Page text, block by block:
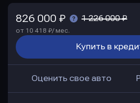
826 000 ₽ 1 226 000 ₽
от 10 418 ₽/ мес.
Купить в
Оценить свое авто